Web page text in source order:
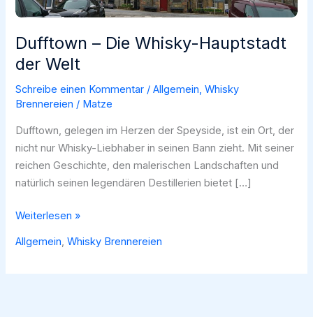
Dufftown – Die Whisky-Hauptstadt
der Welt
Schreibe einen Kommentar /Allgemein,Whisky
Brennereien / Matze
Dufftown, gelegen im Herzen der Speyside, ist ein Ort, der
nicht nur Whisky-Liebhaber in seinen Bann zieht. Mit seiner
reichen Geschichte, den malerischen Landschaften und
natürlich seinen legendären Destillerien bietet […]
Dufftown
Die
Weiterlesen »
Allgemein,Whisky Brennereien